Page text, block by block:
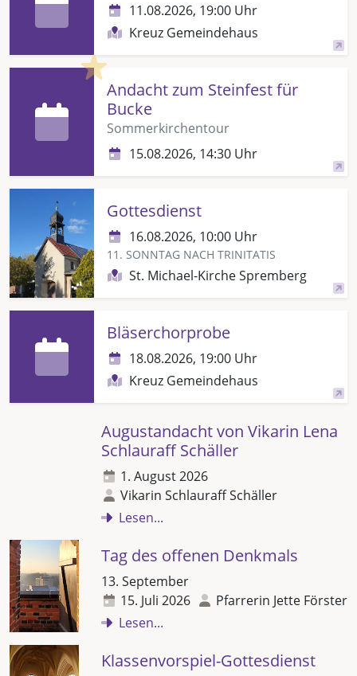
11.08.2026, 19:00 Uhr
Kreuz Gemeindehaus
Highlight
Andacht zum Steinfest für
Bucke
Sommerkirchentour
15.08.2026, 14:30 Uhr
Gottesdienst
16.08.2026, 10:00 Uhr
11. SONNTAG NACH TRINITATIS
St. Michael-Kirche Spremberg
Bläserchorprobe
18.08.2026, 19:00 Uhr
Kreuz Gemeindehaus
Augustandacht von Vikarin Lena
Schlauraff Schäller
1. August 2026
Vikarin Schlauraff Schäller
Lesen...
Tag des offenen Denkmals
13. September
15. Juli 2026
Pfarrerin Jette Förster
Lesen...
Klassenvorspiel-Gottesdienst